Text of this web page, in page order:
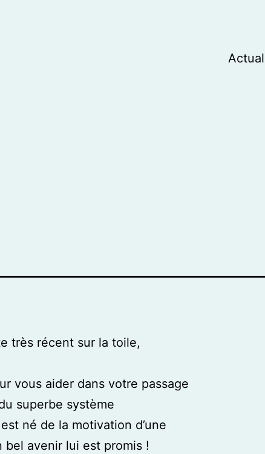
très récent sur la toile,
vous aider dans votre passage
superbe système
né de la motivation d’une
bel avenir lui est promis !